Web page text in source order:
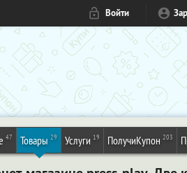
Войти
47 Товары 29 Услуги 19 ПолучиКупон 203